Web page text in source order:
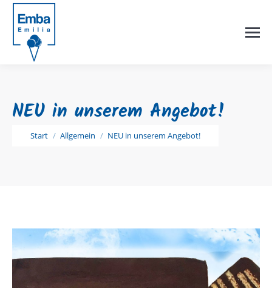
NEU in unserem Angebot!
Sie befinden sich hier:
Start Allgemein NEU in unserem Angebot!